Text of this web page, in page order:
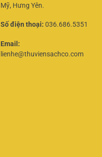
Mỹ, Hưng Yên.
Số điện thoại: 036.686.5351
Email:
lienhe@thuviensachco.com